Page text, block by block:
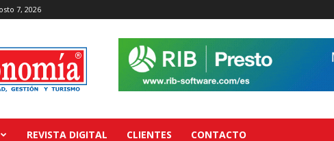
7, 2026
Revista
Economía
REVISTA DIGITAL CLIENTES CONTACTO